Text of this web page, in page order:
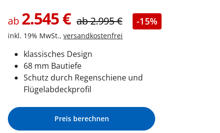
Kontakt / Hilfe
ab 2.545€ ab2.995€ -15%
inkl. 19% MwSt., versandkostenfrei
klassisches Design
68 mm Bautiefe
Schutz durch Regenschiene und
Flügelabdeckprofil
Preis berechnen